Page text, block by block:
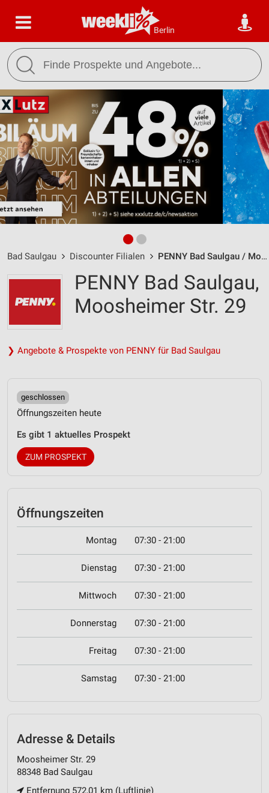
Berlin
Bad Saulgau Discounter Filialen PENNY Bad Saulgau / Moosheimer Str. 29 - Öffnungszeiten & Adresse
PENNY Bad Saulgau,
Moosheimer Str. 29
❯ Angebote & Prospekte von PENNY für Bad Saulgau
geschlossen
Öffnungszeiten heute
Es gibt 1 aktuelles Prospekt
ZUM PROSPEKT
Öffnungszeiten
Montag 07:30 - 21:00
Dienstag 07:30 - 21:00
Mittwoch 07:30 - 21:00
Donnerstag 07:30 - 21:00
Freitag 07:30 - 21:00
Samstag 07:30 - 21:00
Adresse & Details
Moosheimer Str. 29
88348 Bad Saulgau
Entfernung 572,01 km (Luftlinie)